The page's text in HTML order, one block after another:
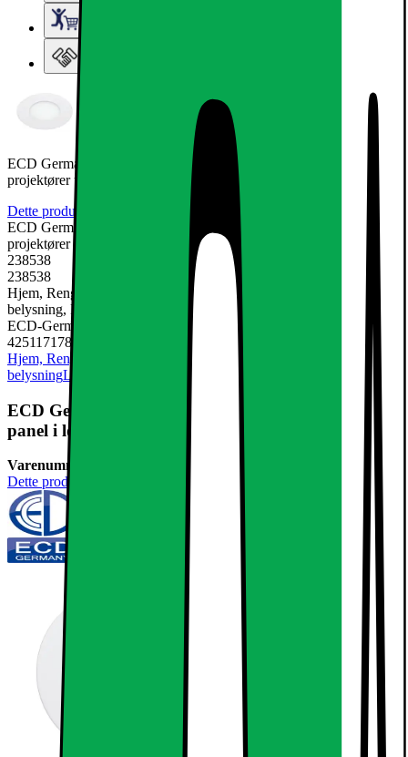
Elgigantens Kundeklub
Elgiganten Erhverv
ECD Germany 20-pack LED forsænket lys 3W - panel i loftet
projektører ultra-tynd
Dette produkt er endnu ikke blevet bedømt.
ECD Germany 20-pack LED forsænket lys 3W - panel i loftet
projektører ultra-tynd
238538
238538
Hjem, Rengøring & Køkkenudstyr, El & belysning, Lamper &
belysning, LED-pære & elpære
ECD-Germany
4251171783155
Hjem, Rengøring & Køkkenudstyr
El & belysning
belysningLED-pære & elpære
ECD Germany 20-pack LED forsænket lys 3W -
panel i loftet projektører ultra-tynd
Varenummer:
Dette produkt er endnu ikke blevet bedømt.